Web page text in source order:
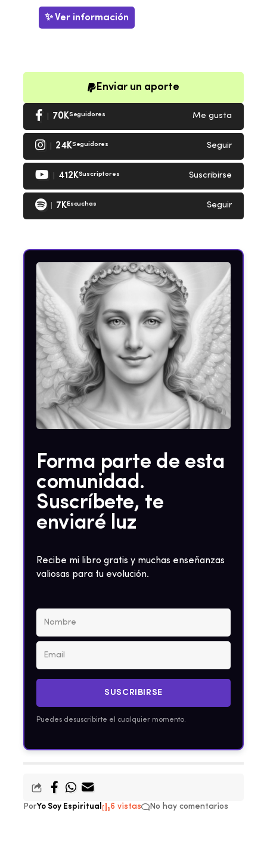
✨ Ver información
Enviar un aporte
70KSeguidores Me gusta
24KSeguidores Seguir
412KSuscriptores Suscribirse
7KEscuchas Seguir
Forma parte de esta
comunidad.
Suscríbete, te
enviaré luz
Recibe mi libro gratis y muchas enseñanzas
valiosas para tu evolución.
SUSCRIBIRSE
Puedes desuscribirte el cualquier momento.
PorYo Soy Espiritual 6 vistas No hay comentarios